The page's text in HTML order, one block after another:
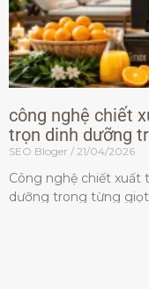
công nghệ chiết
trọn dinh dưỡng
SEO Bloger 21/04/2026
Công nghệ chiết xuất
dưỡng trong từng